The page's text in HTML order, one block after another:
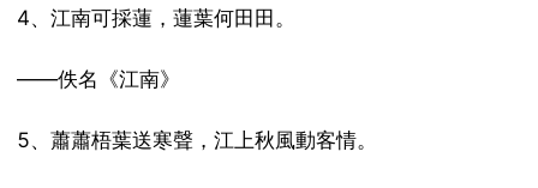
4、江南可採蓮，蓮葉何田田。
——佚名《江南》
5、蕭蕭梧葉送寒聲，江上秋風動客情。